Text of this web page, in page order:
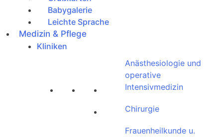
Babygalerie
Leichte Sprache
Medizin & Pflege
Kliniken
Anästhesiologie und
operative
Intensivmedizin
Chirurgie
Frauenheilkunde u.